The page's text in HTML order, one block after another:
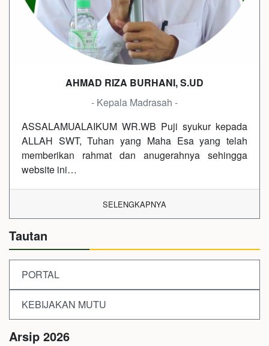
AHMAD RIZA BURHANI, S.UD
- Kepala Madrasah -
ASSALAMUALAIKUM WR.WB Puji syukur kepada
ALLAH SWT, Tuhan yang Maha Esa yang telah
memberikan rahmat dan anugerahnya sehingga
website ini…
SELENGKAPNYA
Tautan
PORTAL
KEBIJAKAN MUTU
Arsip 2026